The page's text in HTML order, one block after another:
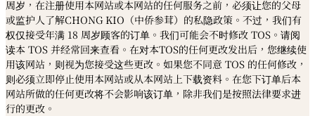
周岁，在注册使用本网站或本网站的任何服务之前，必须让您的父母
或监护人了解CHONG KIO（中侨参茸）的私隐政策。不过，我们有
权仅接受年满 18 周岁顾客的订单。我们可能会不时修改 TOS。请阅
读本 TOS 并经常回来查看。在对本TOS的任何更改发出后，您继续使
用该网站，则视为您接受这些更改。如果您不同意 TOS 的任何修改，
则必须立即停止使用本网站或从本网站上下载资料。在您下订单后本
网站所做的任何更改将不会影响该订单，除非我们是按照法律要求进
行的更改。